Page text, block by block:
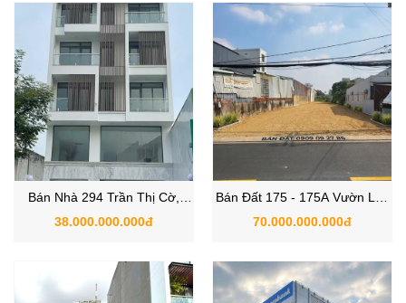
Bán Nhà 294 Trần Thị Cờ,
P.Thới An, Quận 12 Hầm 7
38.000.000.000đ
Bán Đất 175 - 175A Vườn Lài,
Phường An Phú Đông, Quận
70.000.000.000đ